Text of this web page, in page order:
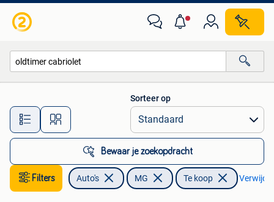
Alle afstanden…
Sorteer op
Bewaar je zoekopdracht
Filters Auto's MG Te koop